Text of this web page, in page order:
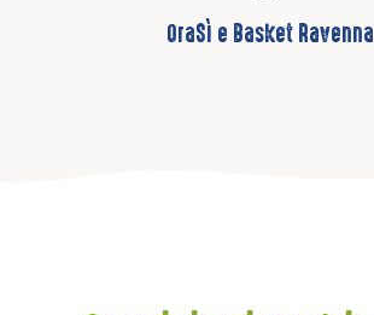
OraSì e Basket Ravenna